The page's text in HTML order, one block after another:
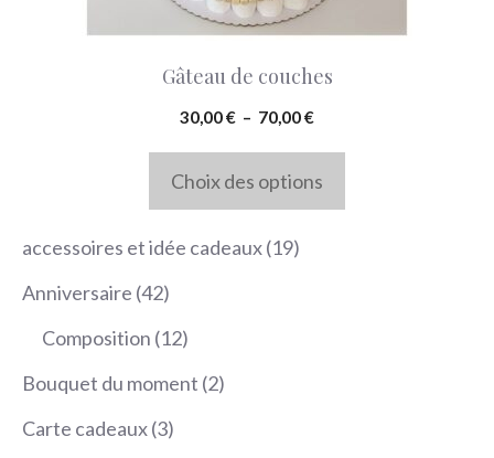
Gâteau de couches
30,00€ – 70,00€Plage
prix :
30,00 €
Choix des options
choisies
accessoires et idée cadeaux 1919
Anniversaire 4242
produits
Composition 1212
produits
Bouquet du moment 22
Carte cadeaux 33